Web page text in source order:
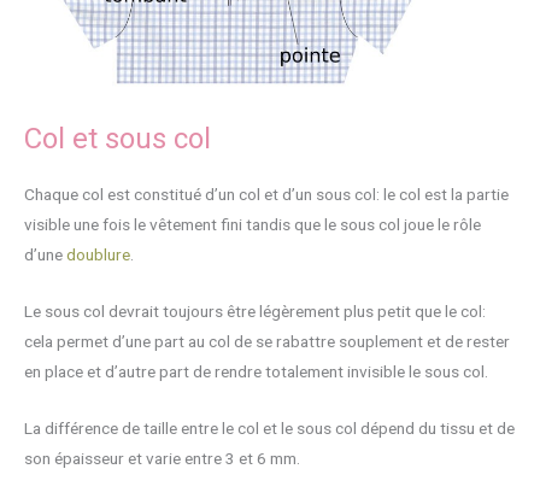
Col et sous col
Chaque col est constitué d’un col et d’un sous col: le col est la partie
visible une fois le vêtement fini tandis que le sous col joue le rôle
d’unedoublure.
Le sous col devrait toujours être légèrement plus petit que le col:
cela permet d’une part au col de se rabattre souplement et de rester
en place et d’autre part de rendre totalement invisible le sous col.
La différence de taille entre le col et le sous col dépend du tissu et de
son épaisseur et varie entre 3 et 6 mm.